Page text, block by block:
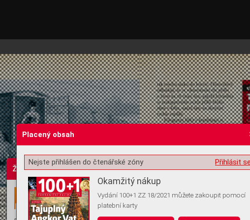
Žádost o souhlas s ukládáním volitelných informací
Placený obsah
Přihlásit
Nejste přihlášen do čtenářské zóny
Okamžitý nákup
Vydání 100+1 ZZ 18/2021 můžete zakoupit pomocí
platební karty